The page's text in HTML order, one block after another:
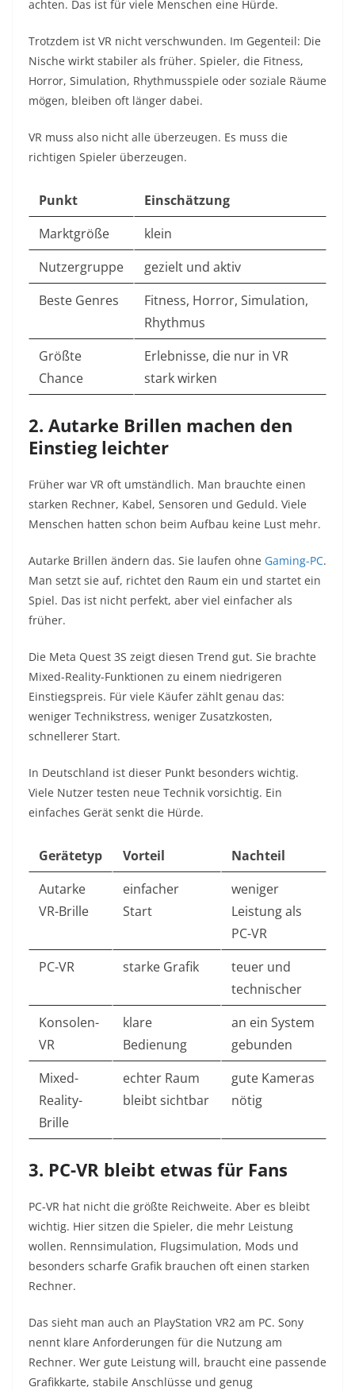
achten. Das ist für viele Menschen eine Hürde.
Trotzdem ist VR nicht verschwunden. Im Gegenteil: Die
Nische wirkt stabiler als früher. Spieler, die Fitness,
Horror, Simulation, Rhythmusspiele oder soziale Räume
mögen, bleiben oft länger dabei.
VR muss also nicht alle überzeugen. Es muss die
richtigen Spieler überzeugen.
Punkt
Einschätzung
Marktgröße
klein
Nutzergruppe
gezielt und aktiv
Beste Genres
Fitness, Horror, Simulation,
Rhythmus
Größte
Chance
Erlebnisse, die nur in VR
stark wirken
2. Autarke Brillen machen den
Einstieg leichter
Früher war VR oft umständlich. Man brauchte einen
starken Rechner, Kabel, Sensoren und Geduld. Viele
Menschen hatten schon beim Aufbau keine Lust mehr.
Autarke Brillen ändern das. Sie laufen ohne Gaming-PC.
Man setzt sie auf, richtet den Raum ein und startet ein
Spiel. Das ist nicht perfekt, aber viel einfacher als
früher.
Die Meta Quest 3S zeigt diesen Trend gut. Sie brachte
Mixed-Reality-Funktionen zu einem niedrigeren
Einstiegspreis. Für viele Käufer zählt genau das:
weniger Technikstress, weniger Zusatzkosten,
schnellerer Start.
In Deutschland ist dieser Punkt besonders wichtig.
Viele Nutzer testen neue Technik vorsichtig. Ein
einfaches Gerät senkt die Hürde.
Gerätetyp Vorteil
Nachteil
Autarke
VR-Brille
einfacher
Start
weniger
Leistung als
PC-VR
PC-VR
starke Grafik
teuer und
technischer
Konsolen-
VR
klare
Bedienung
an ein System
gebunden
Mixed-
Reality-
Brille
echter Raum
bleibt sichtbar
gute Kameras
nötig
3. PC-VR bleibt etwas für Fans
PC-VR hat nicht die größte Reichweite. Aber es bleibt
wichtig. Hier sitzen die Spieler, die mehr Leistung
wollen. Rennsimulation, Flugsimulation, Mods und
besonders scharfe Grafik brauchen oft einen starken
Rechner.
Das sieht man auch an PlayStation VR2 am PC. Sony
nennt klare Anforderungen für die Nutzung am
Rechner. Wer gute Leistung will, braucht eine passende
Grafikkarte, stabile Anschlüsse und genug